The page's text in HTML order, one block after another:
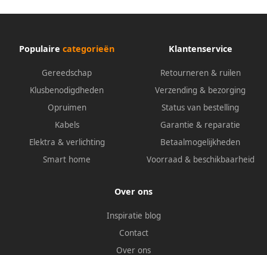
10036429
Populaire categorieën
Gereedschap
Klusbenodigdheden
Opruimen
Kabels
Elektra & verlichting
Smart home
Klantenservice
Retourneren & ruilen
Verzending & bezorging
Status van bestelling
Garantie & reparatie
Betaalmogelijkheden
Voorraad & beschikbaarheid
Over ons
Inspiratie blog
Contact
Over ons